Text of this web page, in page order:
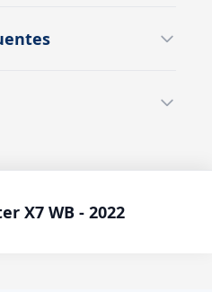
X7 WB - 2022